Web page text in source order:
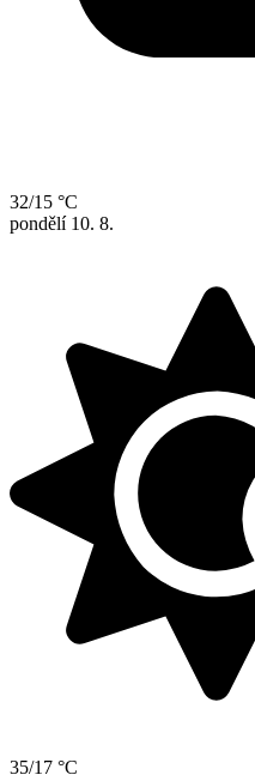
32/15 °C
pondělí 10. 8.
35/17 °C